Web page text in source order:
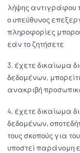
λήψης αντιγράφου
ο υπεύθυνος
πληροφορίες
εάν το ζητήσετε
3. έχετε δικαίωμα
δεδομένων,
ανακριβή
4. έχετε δικαίωμα
δεδομένων,
τους σκοπούς για
υποστεί παράνομη